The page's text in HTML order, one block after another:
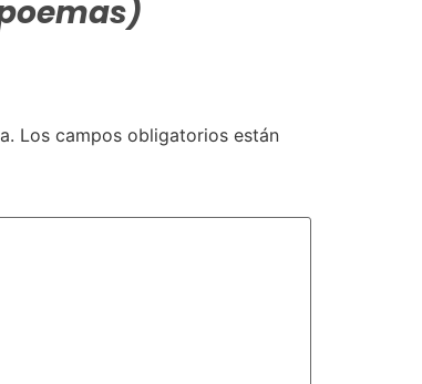
Los campos obligatorios están